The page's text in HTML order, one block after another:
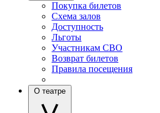
Покупка билетов
Схема залов
Доступность
Льготы
Участникам СВО
Возврат билетов
Правила посещения
О театре